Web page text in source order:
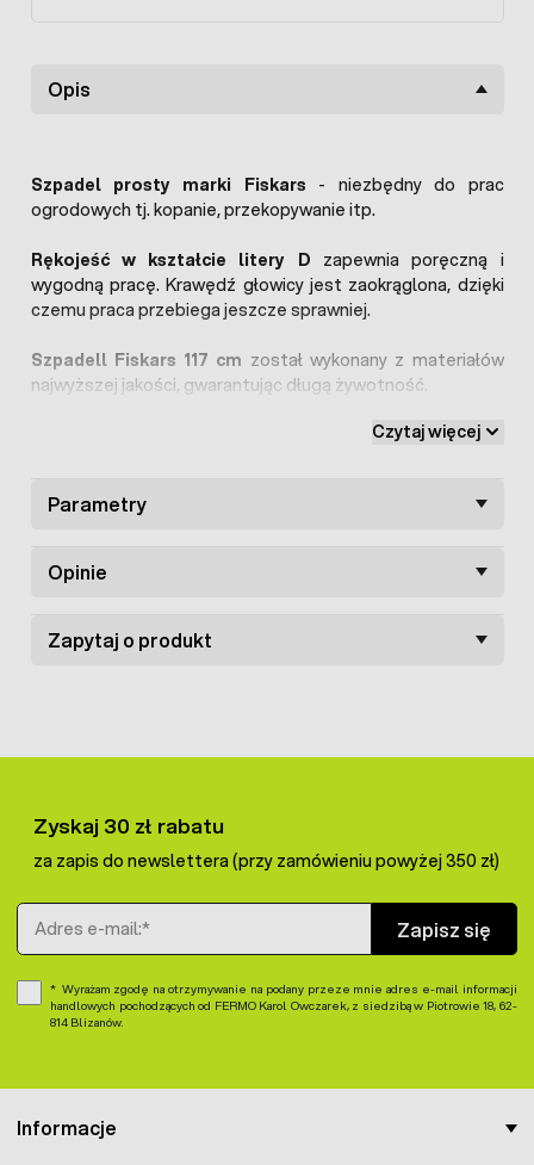
Opis
Szpadel prosty marki Fiskars - niezbędny do prac
ogrodowych tj. kopanie, przekopywanie itp.
Rękojeść w kształcie litery D zapewnia poręczną i
wygodną pracę. Krawędź głowicy jest zaokrąglona, dzięki
czemu praca przebiega jeszcze sprawniej.
Szpadell Fiskars 117 cm został wykonany z materiałów
najwyższej jakości, gwarantując długą żywotność.
Czytaj więcej
Parametry
Opinie
Zapytaj o produkt
Informacje
Zyskaj 30 zł rabatu
za zapis do newslettera (przy zamówieniu powyżej 350 zł)
Adres e-mail
Zapisz się
Wyrażam zgodę na otrzymywanie na podany przeze mnie adres e-mail informacji
handlowych pochodzących od FERMO Karol Owczarek, z siedzibą w Piotrowie 18, 62-
814 Blizanów.